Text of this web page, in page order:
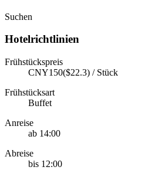
Suchen
Hotelrichtlinien
Frühstückspreis
CNY150($22.3) / Stück
Frühstücksart
Buffet
Anreise
ab 14:00
Abreise
bis 12:00